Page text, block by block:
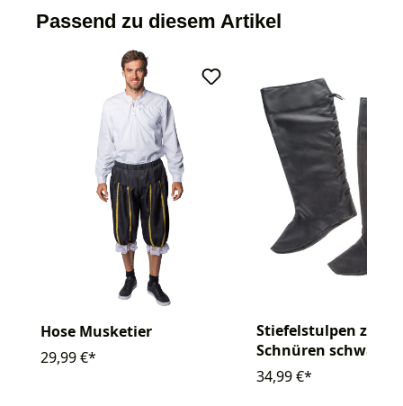
Passend zu diesem Artikel
Hose Musketier
29,99 €*
Stiefelstulpen zum
Schnüren schwarz
34,99 €*